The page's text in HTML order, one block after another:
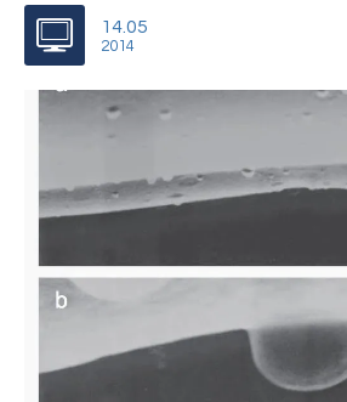
14.05
2014